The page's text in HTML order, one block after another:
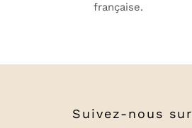
française.
Suivez-nous sur